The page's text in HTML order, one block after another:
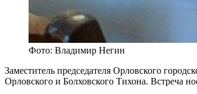
Фото: Владимир Негин
Заместитель председателя Орловского
Орловского и Болховского Тихона. Встреча